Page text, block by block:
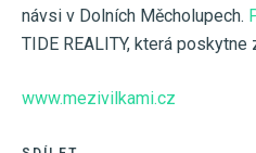
návsi v Dolních Měcholupech.
TIDE REALITY, která
www.mezivilkami.cz